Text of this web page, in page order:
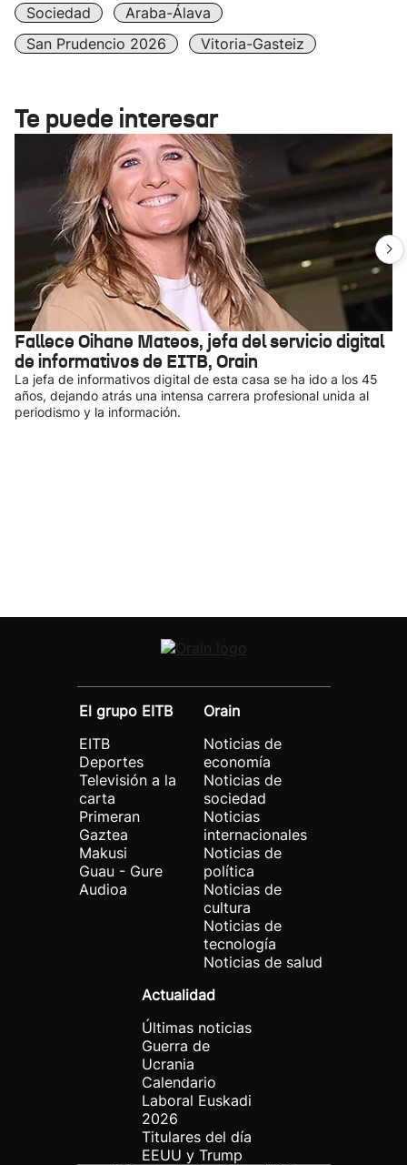
Sociedad
Araba-Álava
San Prudencio 2026
Vitoria-Gasteiz
Te puede interesar
Fallece Oihane Mateos, jefa del servicio digital
de informativos de EITB, Orain
La jefa de informativos digital de esta casa se ha ido a los 45
años, dejando atrás una intensa carrera profesional unida al
periodismo y la información.
El grupo EITB
EITB
Deportes
Televisión a la
carta
Primeran
Gaztea
Makusi
Guau - Gure
Audioa
Orain
Noticias de
economía
Noticias de
sociedad
Noticias
internacionales
Noticias de
política
Noticias de
cultura
Noticias de
tecnología
Noticias de salud
Actualidad
Últimas noticias
Guerra de
Ucrania
Calendario
Laboral Euskadi
2026
Titulares del día
EEUU y Trump